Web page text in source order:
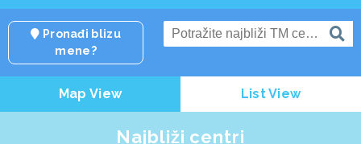
Pronađi blizu
mene?
Map View List View
Najbliži centri